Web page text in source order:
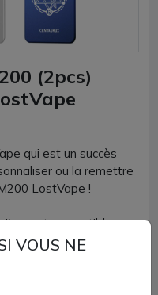
(2pcs)
qui est un succès
ou la remettre
LostVape !
compatibles
que vous ayez les
ou bien encore les
VOUS NE